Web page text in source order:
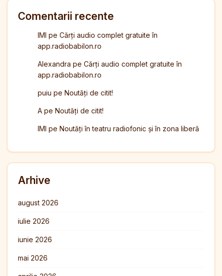
Comentarii recente
IMI pe Cărți audio complet gratuite în
app.radiobabilon.ro
Alexandra pe Cărți audio complet gratuite în
app.radiobabilon.ro
puiu pe Noutăți de citit!
A pe Noutăți de citit!
IMI pe Noutăți în teatru radiofonic și în zona liberă
Arhive
august 2026
iulie 2026
iunie 2026
mai 2026